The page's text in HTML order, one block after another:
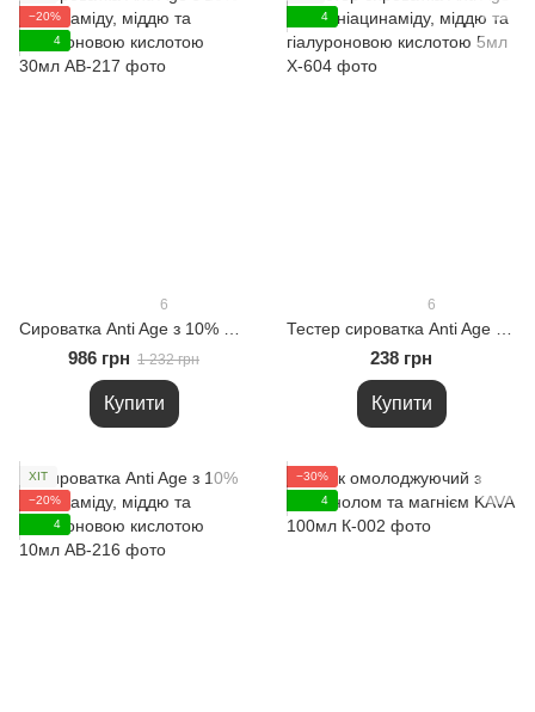
−20%
4
6
986 грн 1 232 грн
Купити
4
6
238 грн
Купити
ХІТ
−20%
4
−30%
4